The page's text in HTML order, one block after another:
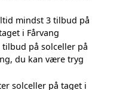
mindst 3 tilbud på
i Fårvang
tilbud på solceller på
du kan være tryg
solceller på taget i